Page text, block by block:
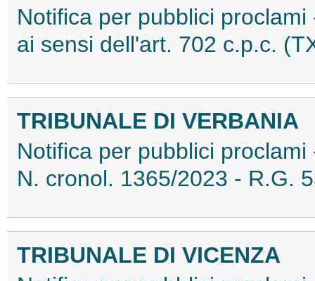
Notifica per pubblici
ai sensi dell'art. 702 c.p.c.
TRIBUNALE DI VERBANIA
Notifica per pubblici
N. cronol. 1365/2023 - R.G.
TRIBUNALE DI VICENZA